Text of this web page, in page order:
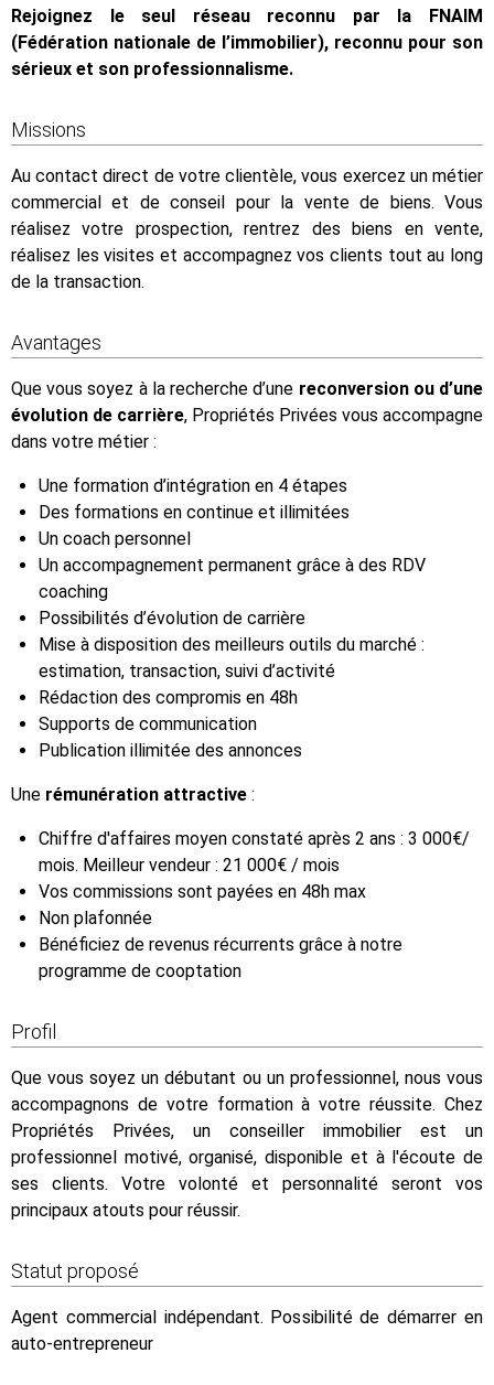
Rejoignez le seul réseau reconnu par la FNAIM
(Fédération nationale de l’immobilier), reconnu pour son
sérieux et son professionnalisme.
Missions
Au contact direct de votre clientèle, vous exercez un métier
commercial et de conseil pour la vente de biens. Vous
réalisez votre prospection, rentrez des biens en vente,
réalisez les visites et accompagnez vos clients tout au long
de la transaction.
Avantages
Que vous soyez à la recherche d’une reconversion ou d’une
évolution de carrière, Propriétés Privées vous accompagne
dans votre métier :
Une formation d’intégration en 4 étapes
Des formations en continue et illimitées
Un coach personnel
Un accompagnement permanent grâce à des RDV
coaching
Possibilités d’évolution de carrière
Mise à disposition des meilleurs outils du marché :
estimation, transaction, suivi d’activité
Rédaction des compromis en 48h
Supports de communication
Publication illimitée des annonces
Une rémunération attractive :
Chiffre d'affaires moyen constaté après 2 ans : 3 000€/
mois. Meilleur vendeur : 21 000€ / mois
Vos commissions sont payées en 48h max
Non plafonnée
Bénéficiez de revenus récurrents grâce à notre
programme de cooptation
Profil
Que vous soyez un débutant ou un professionnel, nous vous
accompagnons de votre formation à votre réussite. Chez
Propriétés Privées, un conseiller immobilier est un
professionnel motivé, organisé, disponible et à l'écoute de
ses clients. Votre volonté et personnalité seront vos
principaux atouts pour réussir.
Statut proposé
Agent commercial indépendant. Possibilité de démarrer en
auto-entrepreneur